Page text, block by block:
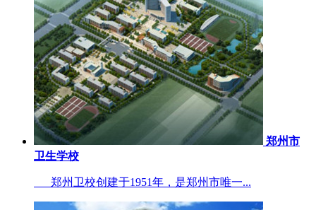
郑州市
卫生学校
郑州卫校创建于1951年，是郑州市唯一...